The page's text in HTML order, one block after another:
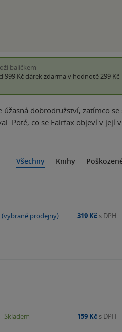
balíčkem
999 Kč dárek zdarma v hodnotě 299 Kč
dobrodružství, zatímco se
Poté, co se Fairfax objeví v její
Všechny Knihy
(vybrané prodejny) 319 Kč s DPH
Skladem 159 Kč s DPH